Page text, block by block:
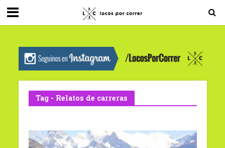
G-0X2PD3RFLV
Tag - Relatos de carreras